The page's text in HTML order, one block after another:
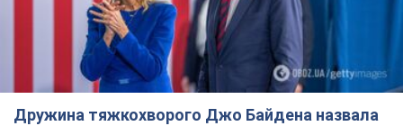
Дружина тяжкохворого Джо Байдена назвала